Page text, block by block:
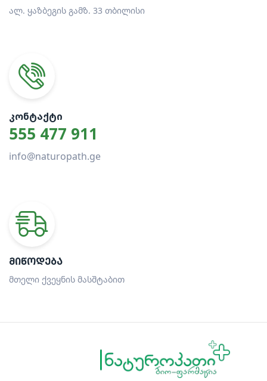
ალ. ყაზბეგის გამზ. 33 თბილისი
ᲙᲝᲜᲢᲐᲥᲢᲘ
555 477 911
info@naturopath.ge
ᲛᲘᲬᲝᲓᲔᲑᲐ
მთელი ქვეყნის მასშტაბით